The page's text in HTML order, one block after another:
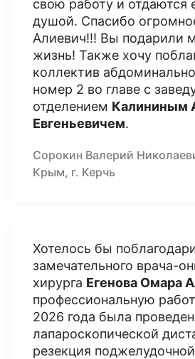
свою работу и отдаются
душой. Спасибо
Алиевич!!! Вы подарили
жизнь! Также хочу
коллектив
номер 2 во главе с
отделением Калининым
Евгеньевичем.
Сорокин Валерий
Крым, г. Керчь
Хотелось бы
замечательного врача-
хирурга Егенова Омара
профессиональную
2026 года была
лапароскопической
резекция